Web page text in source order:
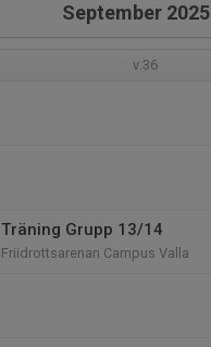
September 2025
v.36
Träning Grupp 13/14
Friidrottsarenan Campus Valla